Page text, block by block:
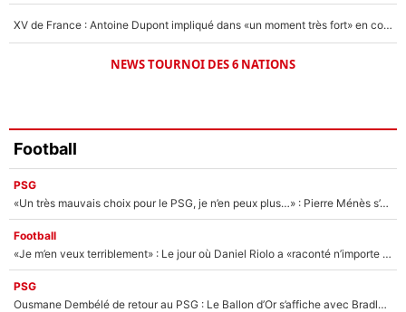
XV de France : Antoine Dupont impliqué dans «un moment très fort» en coulisses
NEWS TOURNOI DES 6 NATIONS
Football
PSG
«Un très mauvais choix pour le PSG, je n’en peux plus…» : Pierre Ménès s’est complètement trompé avec Luis Enrique et ces déclarations le prouvent !
Football
«Je m’en veux terriblement» : Le jour où Daniel Riolo a «raconté n’importe quoi» dans l'After Foot !
PSG
Ousmane Dembélé de retour au PSG : Le Ballon d’Or s’affiche avec Bradley Barcola en plein cœur du feuilleton sur son départ !